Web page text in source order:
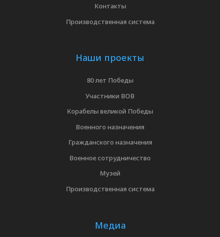
Контакты
Производственная система
Наши проекты
80 лет Победы
Участники ВОВ
Корабелы великой Победы
Военного назначения
Гражданского назначения
Военное сотрудничество
Музей
Производственная система
Медиа